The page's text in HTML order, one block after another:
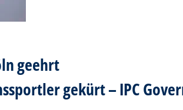
geehrt
gekürt – IPC